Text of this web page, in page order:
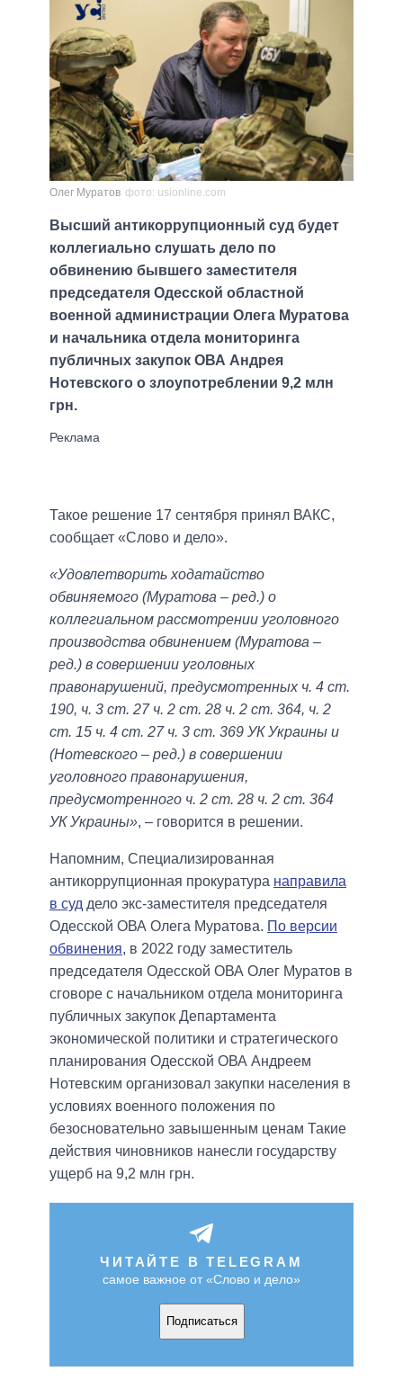
Олег Муратов фото: usionline.com
Высший антикоррупционный суд будет
коллегиально слушать дело по
обвинению бывшего заместителя
председателя Одесской областной
военной администрации Олега Муратова
и начальника отдела мониторинга
публичных закупок ОВА Андрея
Нотевского о злоупотреблении 9,2 млн
грн.
Такое решение 17 сентября принял ВАКС,
сообщает «Слово и дело».
«Удовлетворить ходатайство
обвиняемого (Муратова – ред.) о
коллегиальном рассмотрении уголовного
производства обвинением (Муратова –
ред.) в совершении уголовных
правонарушений, предусмотренных ч. 4 ст.
190, ч. 3 ст. 27 ч. 2 ст. 28 ч. 2 ст. 364, ч. 2
ст. 15 ч. 4 ст. 27 ч. 3 ст. 369 УК Украины и
(Нотевского – ред.) в совершении
уголовного правонарушения,
предусмотренного ч. 2 ст. 28 ч. 2 ст. 364
УК Украины», – говорится в решении.
Напомним, Специализированная
антикоррупционная прокуратура направила
в суд дело экс-заместителя председателя
Одесской ОВА Олега Муратова. По версии
обвинения, в 2022 году заместитель
председателя Одесской ОВА Олег Муратов в
сговоре с начальником отдела мониторинга
публичных закупок Департамента
экономической политики и стратегического
планирования Одесской ОВА Андреем
Нотевским организовал закупки населения в
условиях военного положения по
безосновательно завышенным ценам Такие
действия чиновников нанесли государству
ущерб на 9,2 млн грн.
ЧИТАЙТЕ В TELEGRAM
самое важное от «Слово и дело»
Подписаться